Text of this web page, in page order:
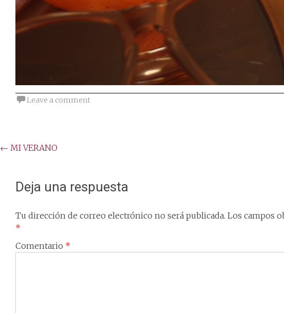
Leave a comment
Post
← MI VERANO
Deja una respuesta
Tu dirección de correo electrónico no será publicada. Los campos
*
Comentario *